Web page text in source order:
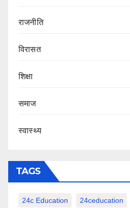
राजनीति
‍‍विरासत
शिक्षा
समाज
स्वास्थ्य
TAGS
24c Education 24ceducation